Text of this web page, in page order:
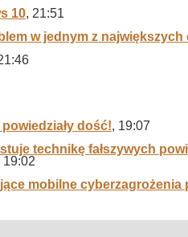
10, 21:51
w jednym z
dość!, 19:07
technikę fałszywych
19:02
mobilne cyberzagrożenia